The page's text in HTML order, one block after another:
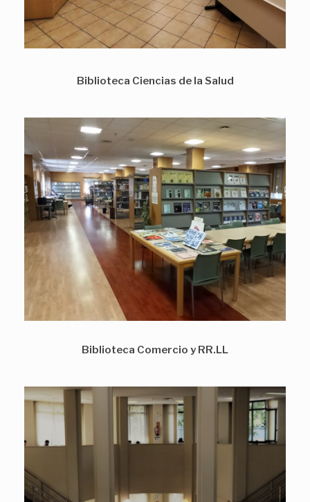
Biblioteca Ciencias de la Salud
Biblioteca Comercio y RR.LL